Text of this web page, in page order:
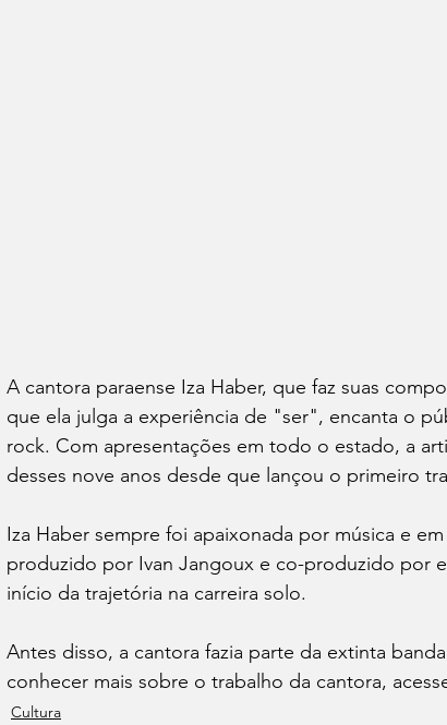
A cantora paraense Iza Haber, que faz suas
que ela julga a experiência de "ser", encanta o
rock. Com apresentações em todo o estado, a
desses nove anos desde que lançou o primeiro
Iza Haber sempre foi apaixonada por música e
produzido por Ivan Jangoux e co-produzido por
início da trajetória na carreira solo.
Antes disso, a cantora fazia parte da extinta
conhecer mais sobre o trabalho da cantora,
Cultura